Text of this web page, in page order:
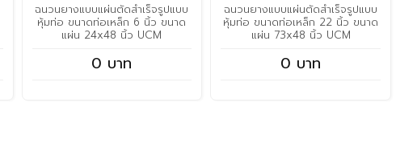
ฉนวนยางแบบแผ่นตัดสำเร็จรูปแบบ
หุ้มท่อ ขนาดท่อเหล็ก 6 นิ้ว ขนาด
แผ่น 24x48 นิ้ว UCM
0 บาท
ฉนวนยางแบบแผ่นตัดสำเร็จรูปแบบ
หุ้มท่อ ขนาดท่อเหล็ก 22 นิ้ว ขนาด
แผ่น 73x48 นิ้ว UCM
0 บาท